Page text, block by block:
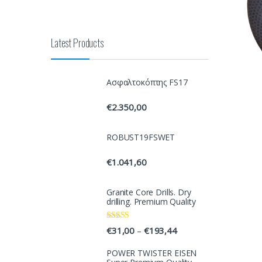
Latest Products
Ασφαλτοκόπτης FS17
€2.350,00
ROBUST19FSWET
€1.041,60
Granite Core Drills. Dry
drilling. Premium Quality
Rated4.33
out of 5
€31,00 – €193,44
POWER TWISTER EISEN